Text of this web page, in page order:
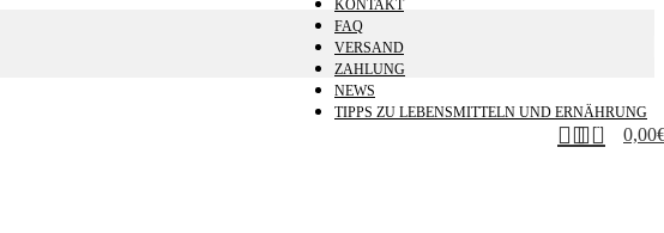
KONTAKT
FAQ
VERSAND
ZAHLUNG
NEWS
TIPPS ZU LEBENSMITTELN UND ERNÄHRUNG
0 0,00